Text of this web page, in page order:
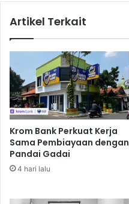
B
K
e
m
u
d
a
h
a
n
a
a
a
r
a
s
T
a
r
d
B
Artikel Terkait
Krom Bank Perkuat Kerja
Sama Pembiayaan dengan
Pandai Gadai
4 hari lalu